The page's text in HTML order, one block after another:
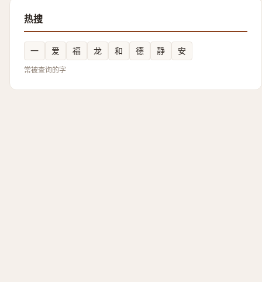
热搜
一 爱 福 龙 和 德 静 安
常被查询的字